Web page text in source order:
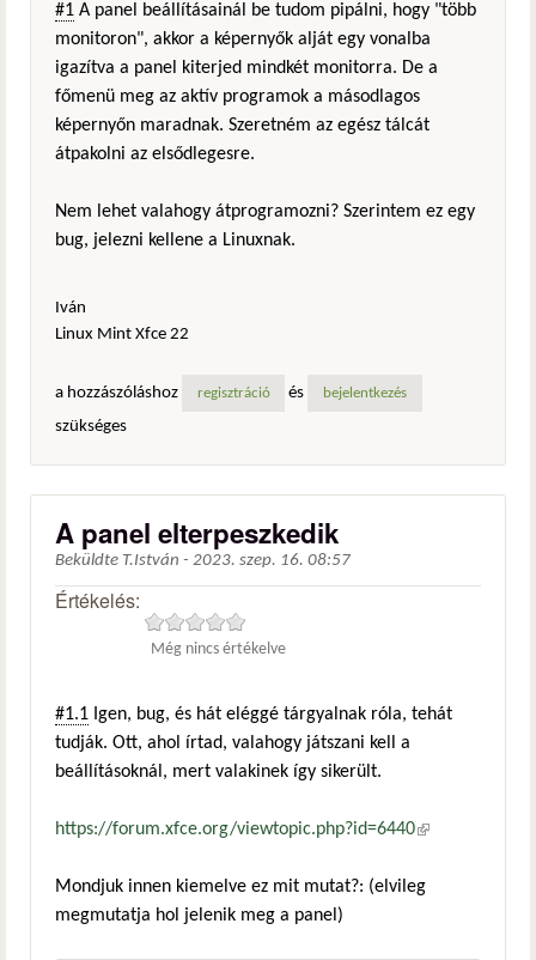
#1 A panel beállításainál be tudom pipálni, hogy "több
monitoron", akkor a képernyők alját egy vonalba
igazítva a panel kiterjed mindkét monitorra. De a
főmenü meg az aktív programok a másodlagos
képernyőn maradnak. Szeretném az egész tálcát
átpakolni az elsődlegesre.
Nem lehet valahogy átprogramozni? Szerintem ez egy
bug, jelezni kellene a Linuxnak.
Iván
Linux Mint Xfce 22
a hozzászóláshoz regisztráció és bejelentkezés
szükséges
A panel elterpeszkedik
Beküldte T.István - 2023. szep. 16. 08:57
Értékelés:
Még nincs értékelve
#1.1 Igen, bug, és hát eléggé tárgyalnak róla, tehát
tudják. Ott, ahol írtad, valahogy játszani kell a
beállításoknál, mert valakinek így sikerült.
https://forum.xfce.org/viewtopic.php?id=6440(külső
Mondjuk innen kiemelve ez mit mutat?: (elvileg
megmutatja hol jelenik meg a panel)